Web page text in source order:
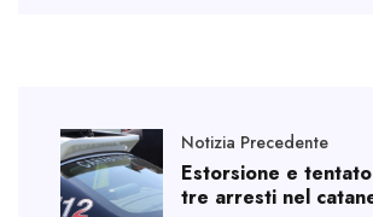
Notizia Precedente
Estorsione e
tre arresti nel